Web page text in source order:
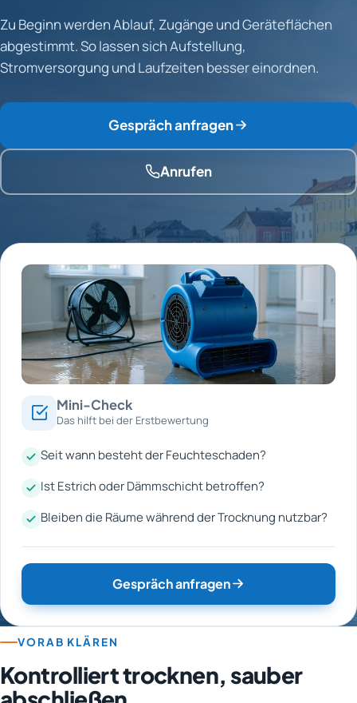
Zu Beginn werden Ablauf, Zugänge und Geräteflächen
abgestimmt. So lassen sich Aufstellung,
Stromversorgung und Laufzeiten besser einordnen.
Gespräch anfragen
Anrufen
Mini-Check
Das hilft bei der Erstbewertung
Seit wann besteht der Feuchteschaden?
Ist Estrich oder Dämmschicht betroffen?
Bleiben die Räume während der Trocknung nutzbar?
Gespräch anfragen
VORAB KLÄREN
Kontrolliert trocknen, sauber